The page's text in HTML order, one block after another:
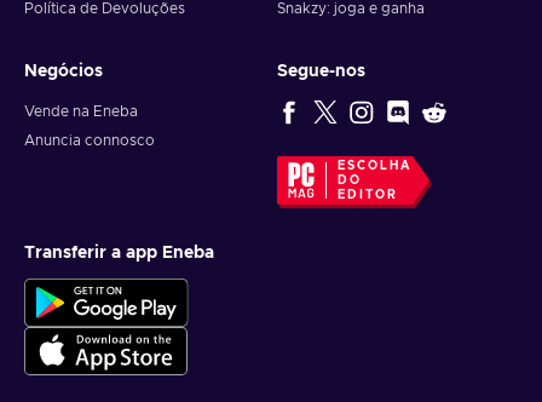
Política de Devoluções
Snakzy: joga e ganha
Negócios
Vende na Eneba
Anuncia connosco
Segue-nos
ESCOLHA
DO
EDITOR
Transferir a app Eneba